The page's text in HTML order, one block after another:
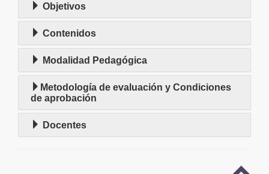
Objetivos
Contenidos
Modalidad Pedagógica
Metodología de evaluación y Condiciones
de aprobación
Docentes